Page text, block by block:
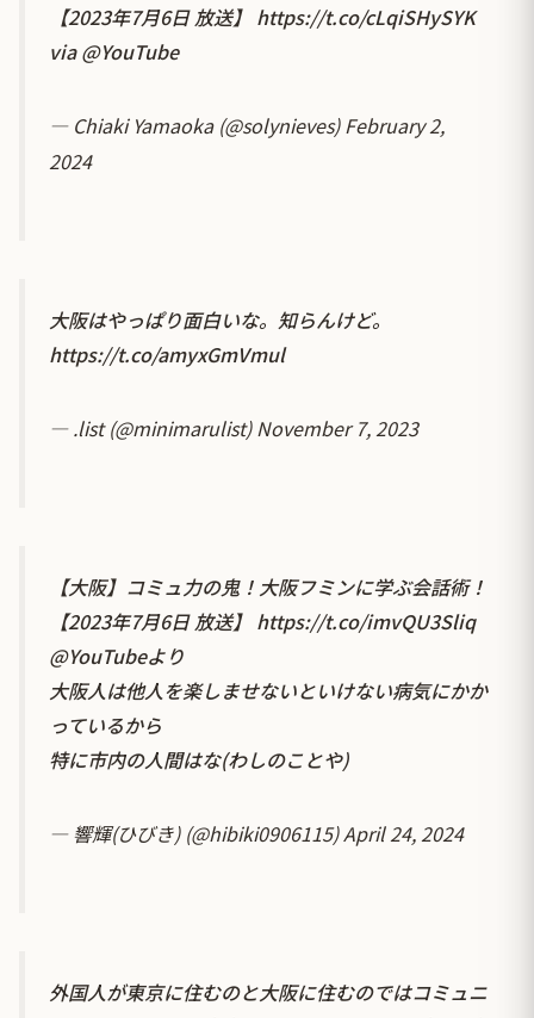
【2023年7月6日 放送】 https://t.co/cLqiSHySYK
via@YouTube
— Chiaki Yamaoka (@solynieves)February 2,
2024
大阪はやっぱり面白いな。知らんけど。
https://t.co/amyxGmVmul
— .list (@minimarulist)November 7, 2023
【大阪】コミュ力の鬼！大阪フミンに学ぶ会話術！
【2023年7月6日 放送】 https://t.co/imvQU3Sliq
@YouTubeより
大阪人は他人を楽しませないといけない病気にかか
っているから
特に市内の人間はな(わしのことや)
— 響輝(ひびき) (@hibiki0906115)April 24, 2024
外国人が東京に住むのと大阪に住むのではコミュニ